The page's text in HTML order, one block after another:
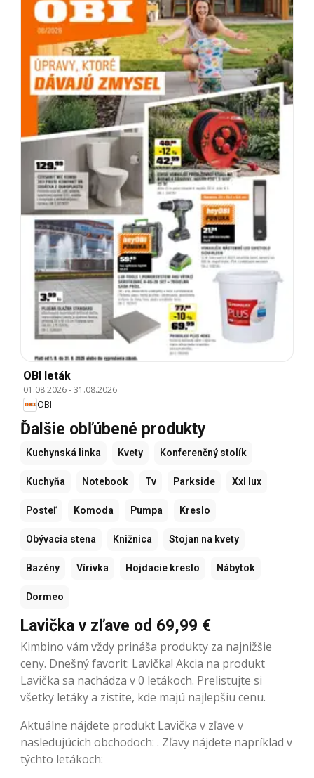
OBI leták
01.08.2026-31.08.2026
OBI
Ďalšie obľúbené produkty
Kuchynská linka Kvety Konferenčný stolík
Kuchyňa Notebook Tv Parkside Xxl lux
Posteľ Komoda Pumpa Kreslo
Obývacia stena Knižnica Stojan na kvety
Bazény Vírivka Hojdacie kreslo Nábytok
Dormeo
Lavička v zľave od 69,99 €
Kimbino vám vždy prináša produkty za najnižšie
ceny. Dnešný favorit: Lavička! Akcia na produkt
Lavička sa nachádza v 0 letákoch. Prelistujte si
všetky letáky a zistite, kde majú najlepšiu cenu.
Aktuálne nájdete produkt Lavička v zľave v
nasledujúcich obchodoch: . Zľavy nájdete napríklad v
týchto letákoch: